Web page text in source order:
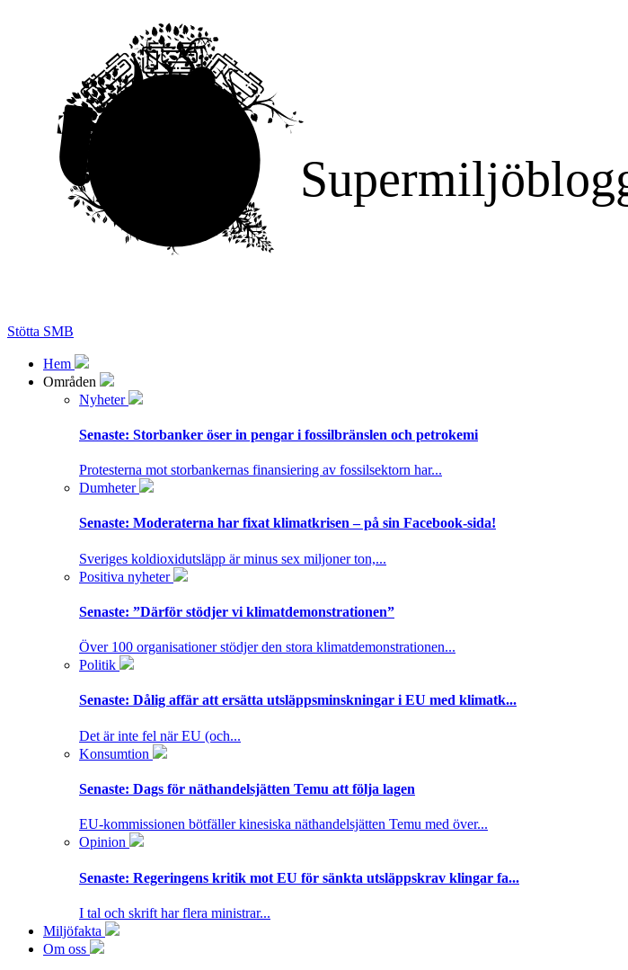
Stötta SMB
Hem
Områden
Nyheter
Senaste: Storbanker öser in pengar i fossilbränslen och petrokemi
Protesterna mot storbankernas finansiering av fossilsektorn har...
Dumheter
Senaste: Moderaterna har fixat klimatkrisen – på sin Facebook-sida!
Sveriges koldioxidutsläpp är minus sex miljoner ton,...
Positiva nyheter
Senaste: ”Därför stödjer vi klimatdemonstrationen”
Över 100 organisationer stödjer den stora klimatdemonstrationen...
Politik
Senaste: Dålig affär att ersätta utsläppsminskningar i EU med klimatk...
Det är inte fel när EU (och...
Konsumtion
Senaste: Dags för näthandelsjätten Temu att följa lagen
EU-kommissionen bötfäller kinesiska näthandelsjätten Temu med över...
Opinion
Senaste: Regeringens kritik mot EU för sänkta utsläppskrav klingar fa...
I tal och skrift har flera ministrar...
Miljöfakta
Om oss